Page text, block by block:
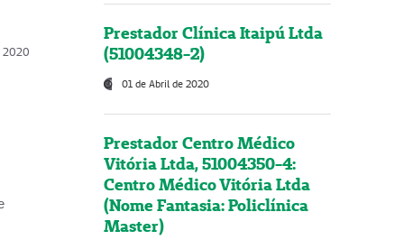
2020
Prestador Clínica Itaipú Ltda
(51004348-2)
01 de Abril de 2020
Prestador Centro Médico
Vitória Ltda, 51004350-4:
Centro Médico Vitória Ltda
(Nome Fantasia: Policlínica
Master)